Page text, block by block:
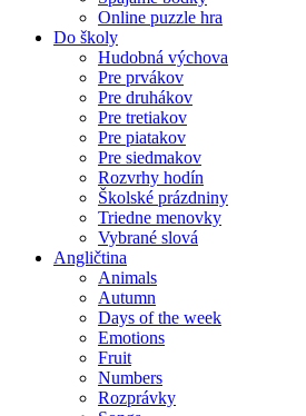
Online puzzle hra
Do školy
Hudobná výchova
Pre prvákov
Pre druhákov
Pre tretiakov
Pre piatakov
Pre siedmakov
Rozvrhy hodín
Školské prázdniny
Triedne menovky
Vybrané slová
Angličtina
Animals
Autumn
Days of the week
Emotions
Fruit
Numbers
Rozprávky